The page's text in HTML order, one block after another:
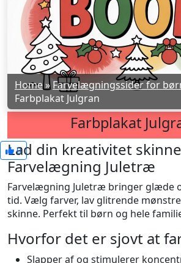
Home»Farvelægningssider for
Farbplakat Julgran
Farbplakat
0
Lad din kreativitet
Farvelægning Juletræ
Farvelægning Juletræ bringer glæde
tid. Vælg farver, lav glitrende
skinne. Perfekt til børn og hele
Hvorfor det er sjovt at
Slapper af og stimulerer